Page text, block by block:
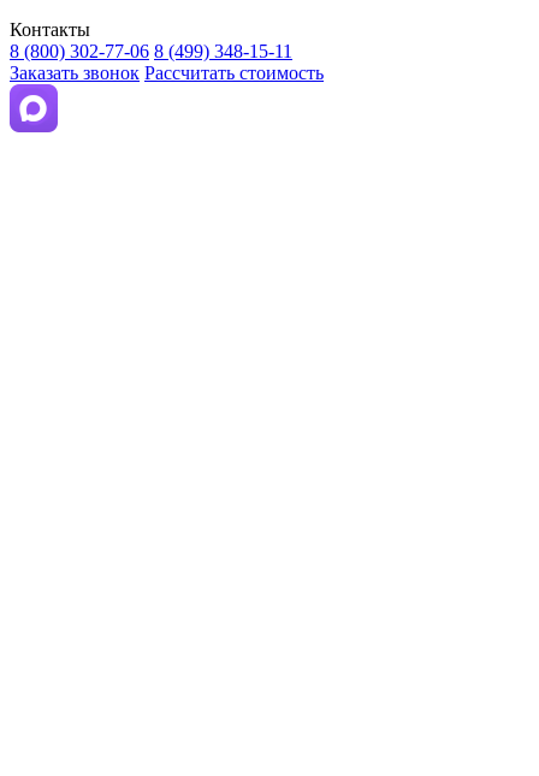
Контакты
8 (800) 302-77-06 8 (499) 348-15-11
Заказать звонок Рассчитать стоимость